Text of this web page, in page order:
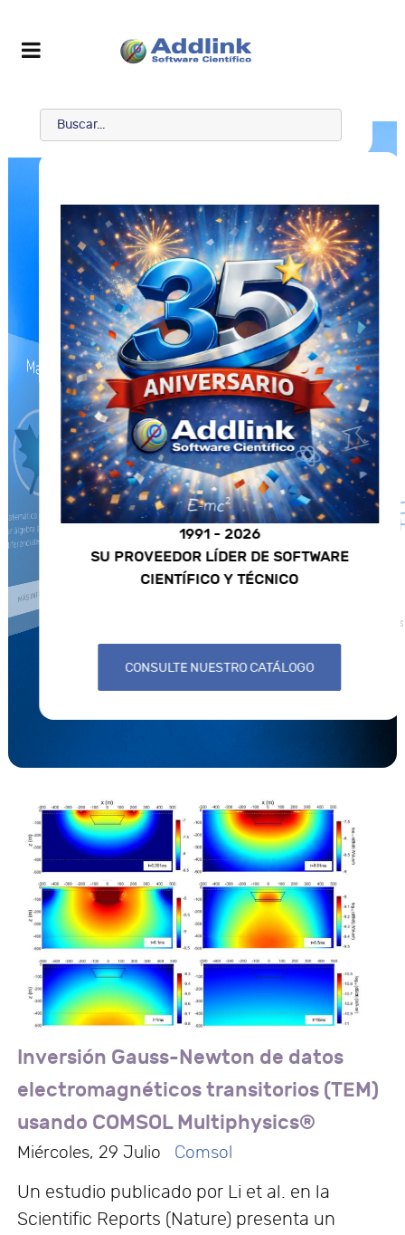
Maple
para el cálculo analítico que
simbólica, cálculo numérico,
gráficos y animaciones.
MÁS INFORMACIÓN
1991 - 2026
SU PROVEEDOR LÍDER DE SOFTWARE
CIENTÍFICO Y TÉCNICO
CONSULTE NUESTRO CATÁLOGO
Herramienta de
Inversión Gauss-Newton de datos
electromagnéticos transitorios (TEM)
usando COMSOL Multiphysics®
Miércoles, 29 Julio Comsol
Un estudio publicado por Li et al. en la
Scientific Reports (Nature) presenta un